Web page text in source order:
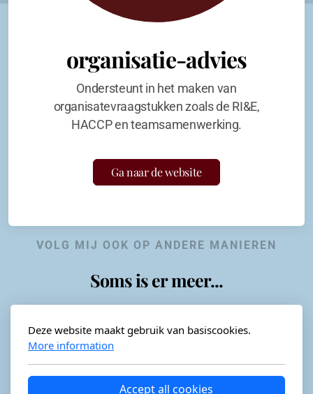
organisatie-advies
Ondersteunt in het maken van
organisatevraagstukken zoals de RI&E,
HACCP en teamsamenwerking.
Ga naar de website
VOLG MIJ OOK OP ANDERE MANIEREN
Soms is er meer...
Horeca-advies
Deze website maakt gebruik van basiscookies.
More information
Accept all cookies